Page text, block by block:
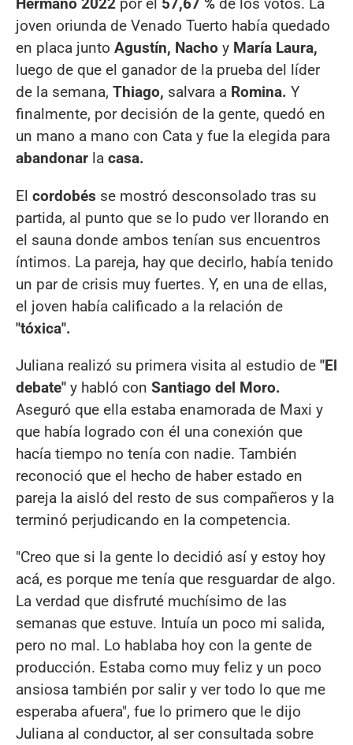
Hermano 2022 por el 57,67 % de los votos. La
joven oriunda de Venado Tuerto había quedado
en placa junto Agustín, Nacho y María Laura,
luego de que el ganador de la prueba del líder
de la semana, Thiago, salvara a Romina. Y
finalmente, por decisión de la gente, quedó en
un mano a mano con Cata y fue la elegida para
abandonar la casa.
El cordobés se mostró desconsolado tras su
partida, al punto que se lo pudo ver llorando en
el sauna donde ambos tenían sus encuentros
íntimos. La pareja, hay que decirlo, había tenido
un par de crisis muy fuertes. Y, en una de ellas,
el joven había calificado a la relación de
"tóxica".
Juliana realizó su primera visita al estudio de "El
debate" y habló con Santiago del Moro.
Aseguró que ella estaba enamorada de Maxi y
que había logrado con él una conexión que
hacía tiempo no tenía con nadie. También
reconoció que el hecho de haber estado en
pareja la aisló del resto de sus compañeros y la
terminó perjudicando en la competencia.
"Creo que si la gente lo decidió así y estoy hoy
acá, es porque me tenía que resguardar de algo.
La verdad que disfruté muchísimo de las
semanas que estuve. Intuía un poco mi salida,
pero no mal. Lo hablaba hoy con la gente de
producción. Estaba como muy feliz y un poco
ansiosa también por salir y ver todo lo que me
esperaba afuera", fue lo primero que le dijo
Juliana al conductor, al ser consultada sobre